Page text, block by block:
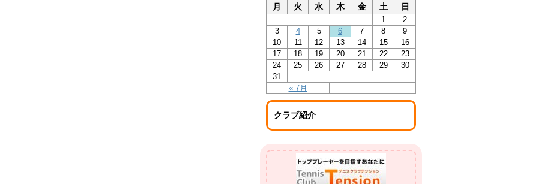
月
火 水 木 金 土 日
« 7月
1
2
3
4 5 6 7 8
9
10
11 12 13 14 15
16
17
18 19 20 21 22
23
24
25 26 27 28 29
30
31
クラブ紹介